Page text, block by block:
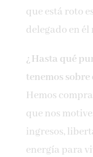
que está roto
delegado en
¿Hasta qué
tenemos
Hemos
que nos
ingresos,
energía para